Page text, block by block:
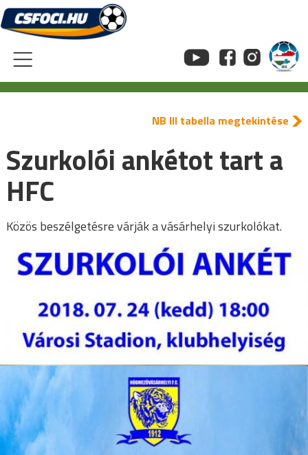
Skip
to
content
NB III tabella megtekintése
Szurkolói ankétot tart a
HFC
Közös beszélgetésre várják a vásárhelyi szurkolókat.